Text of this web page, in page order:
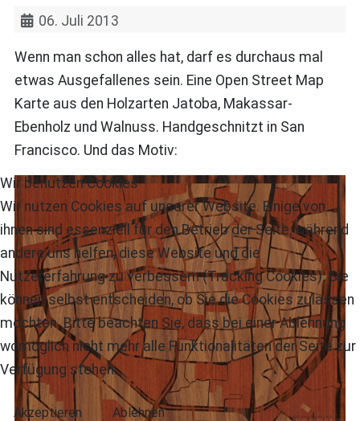
06. Juli 2013
Wenn man schon alles hat, darf es durchaus mal
etwas Ausgefallenes sein. Eine Open Street Map
Karte aus den Holzarten Jatoba, Makassar-
Ebenholz und Walnuss. Handgeschnitzt in San
Francisco. Und das Motiv:
Wir benutzen Cookies
Wir nutzen Cookies auf unserer Website. Einige von
ihnen sind essenziell für den Betrieb der Seite, während
andere uns helfen, diese Website und die
Nutzererfahrung zu verbessern (Tracking Cookies). Sie
können selbst entscheiden, ob Sie die Cookies zulassen
möchten. Bitte beachten Sie, dass bei einer Ablehnung
womöglich nicht mehr alle Funktionalitäten der Seite zur
Verfügung stehen.
Akzeptieren Ablehnen